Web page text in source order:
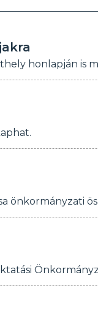
honlapján is
önkormányzati